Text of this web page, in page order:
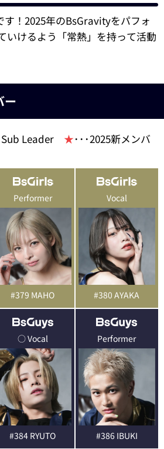
す！2025年のBsGravityをパフォ
いけるよう「常熱」を持って活動
ー
Leader ★･･･2025新メンバ
Performer
#379 MAHO
Vocal
#380 AYAKA
○ Vocal
#384 RYUTO
Performer
#386 IBUKI